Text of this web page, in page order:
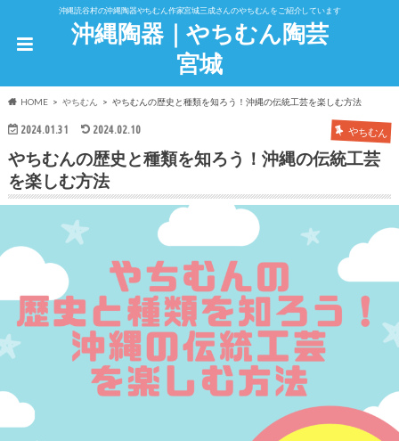
沖縄読谷村の沖縄陶器やちむん作家宮城三成さんのやちむんをご紹介しています
沖縄陶器｜やちむん陶芸
宮城
HOME やちむん やちむんの歴史と種類を知ろう！沖縄の伝統工芸を楽しむ方法
2024.01.31 2024.02.10 やちむん
やちむんの歴史と種類を知ろう！沖縄の伝統工芸
を楽しむ方法